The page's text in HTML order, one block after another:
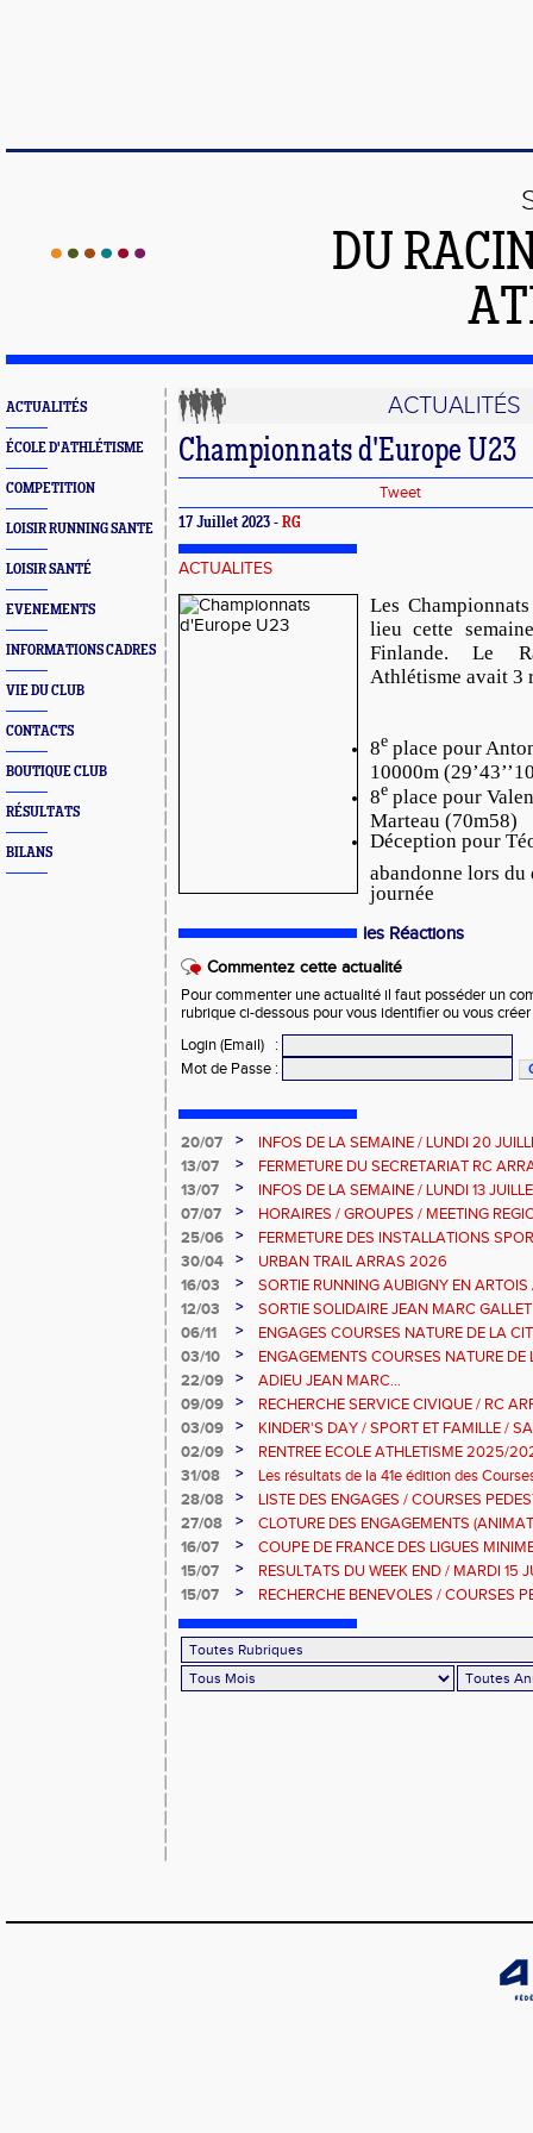
DU
ACTUALITÉS
ÉCOLE D'ATHLÉTISME
COMPETITION
LOISIR RUNNING SANTE
LOISIR SANTÉ
EVENEMENTS
INFORMATIONS CADRES
VIE DU CLUB
CONTACTS
BOUTIQUE CLUB
RÉSULTATS
BILANS
ACTUALITÉS
Championnats d'Europe U23
Tweet
17 Juillet 2023 - RG
ACTUALITES
Les
lieu cette
Finlande. Le
Athlétisme avait 3
8e place pour
10000m
8e place pour
Marteau (70m58)
Déception pour
abandonne lors
journée
les Réactions
Commentez cette actualité
Pour commenter une actualité il faut posséder un
rubrique ci-dessous pour vous identifier ou vous
Login (Email)
:
Mot de Passe :
20/07 >
INFOS DE LA SEMAINE / LUNDI 20
13/07
>
FERMETURE DU SECRETARIAT RC
13/07
>
INFOS DE LA SEMAINE / LUNDI 13
07/07
>
HORAIRES / GROUPES / MEETING
25/06
>
FERMETURE DES INSTALLATIONS
30/04
>
URBAN TRAIL ARRAS 2026
16/03
>
SORTIE RUNNING AUBIGNY EN
2026
12/03 >
SORTIE SOLIDAIRE JEAN MARC
2026
06/11 >
ENGAGES COURSES NATURE DE LA
DIMANCHE 9 NOVEMBRE 2025
03/10 >
ENGAGEMENTS COURSES NATURE DE
22/09
>
ADIEU JEAN MARC...
09/09
>
RECHERCHE SERVICE CIVIQUE / RC
03/09
>
KINDER'S DAY / SPORT ET FAMILLE /
2025
02/09 >
RENTREE ECOLE ATHLETISME 2025/
31/08
>
Les résultats de la 41e édition des
Dimanche 31 Aout 2025
28/08 >
LISTE DES ENGAGES / COURSES
10KM-5KM-2KM
27/08 >
CLOTURE DES ENGAGEMENTS
PEDESTRES ARRAS
16/07 >
COUPE DE FRANCE DES LIGUES
JUILLET 2025
15/07 >
RESULTATS DU WEEK END / MARDI 15
15/07
> RECHERCHE BENEVOLES / COURSES